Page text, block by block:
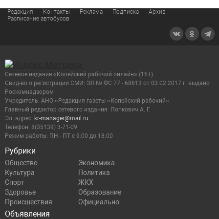
Редакция Контакты Реклама Подписка
Архив
Расписание автобусов
Рубрики
Общество
Экономика
Культура
Политика
Спорт
ЖКХ
Здоровье
Образование
Происшествия
Официально
Объявления
Сетевое издание «Копейский рабочий онлайн» (16+)
Cвид-во о регистрации СМИ: ЭЛ № ФС 77 - 68613 от 03.02.2017 г. выдано
Роскомнадзором
Учредитель: АНО «Редакция газеты «Копейский рабочий»
Главный редактор сетевого издания: Попкович А. Г.
Эл. адрес: kr-manager@mail.ru
Телефон: 8(35139) 3-71-09
Режим работы: ПН - ПТ с 9:00 до 18:00